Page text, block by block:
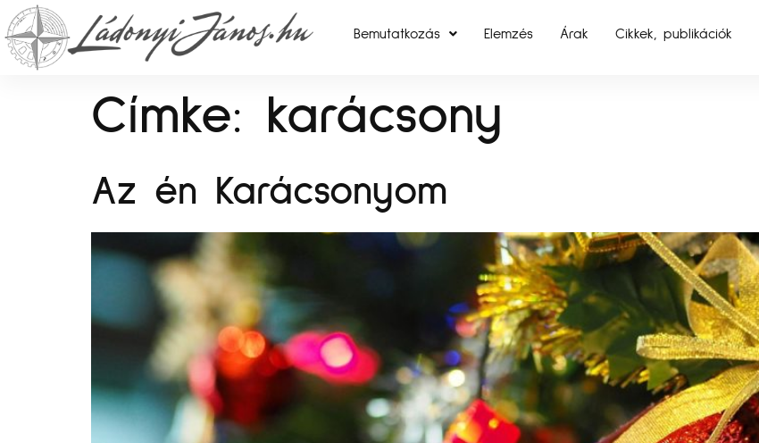
Bemutatkozás Elemzés Árak Cikkek, publikációk
Címke: karácsony
Az én Karácsonyom